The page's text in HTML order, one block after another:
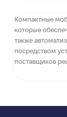
Компактные
которые
также
посредством
поставщиков